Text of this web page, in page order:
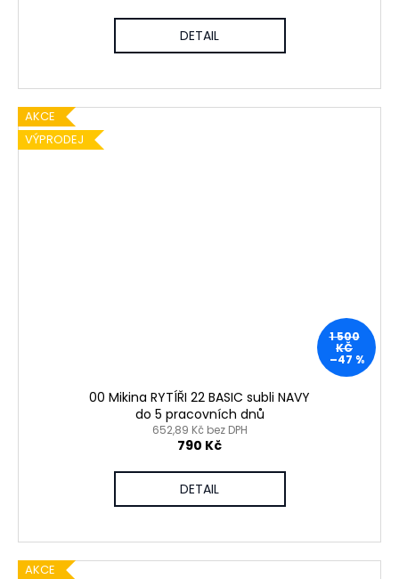
DETAIL
AKCE
VÝPRODEJ
1 500
KČ
–47 %
00 Mikina RYTÍŘI 22 BASIC subli NAVY
do 5 pracovních dnů
652,89 Kč bez DPH
790 Kč
DETAIL
AKCE